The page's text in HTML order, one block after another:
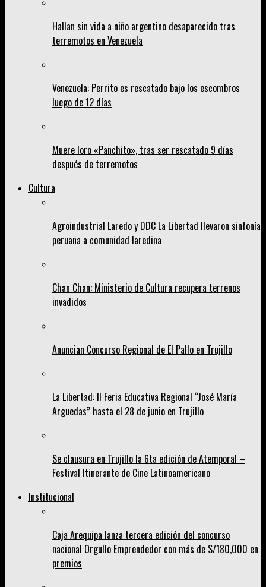
Hallan sin vida a niño argentino desaparecido tras
terremotos en Venezuela
Venezuela: Perrito es rescatado bajo los escombros
luego de 12 días
Muere loro «Panchito», tras ser rescatado 9 días
después de terremotos
Cultura
Agroindustrial Laredo y DDC La Libertad llevaron sinfonía
peruana a comunidad laredina
Chan Chan: Ministerio de Cultura recupera terrenos
invadidos
Anuncian Concurso Regional de El Pallo en Trujillo
La Libertad: II Feria Educativa Regional “José María
Arguedas” hasta el 28 de junio en Trujillo
Se clausura en Trujillo la 6ta edición de Atemporal –
Festival Itinerante de Cine Latinoamericano
Institucional
Caja Arequipa lanza tercera edición del concurso
nacional Orgullo Emprendedor con más de S/180,000 en
premios